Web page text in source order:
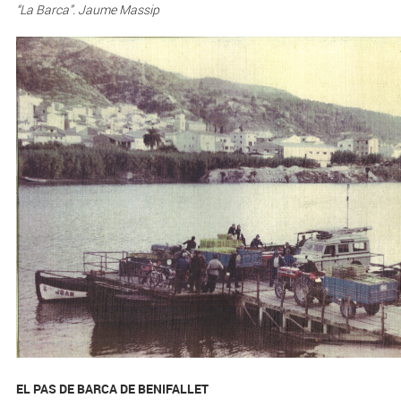
“La Barca”. Jaume Massip
EL PAS DE BARCA DE BENIFALLET